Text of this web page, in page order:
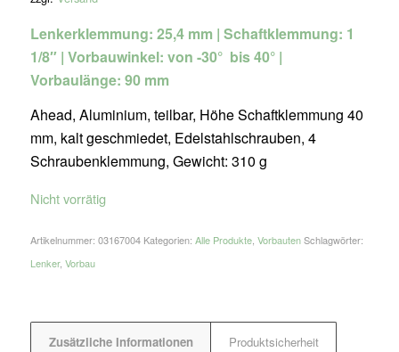
Lenkerklemmung: 25,4 mm | Schaftklemmung: 1
1/8″ | Vorbauwinkel: von -30° bis 40° |
Vorbaulänge: 90 mm
Ahead, Aluminium, teilbar, Höhe Schaftklemmung 40
mm, kalt geschmiedet, Edelstahlschrauben, 4
Schraubenklemmung, Gewicht: 310 g
Nicht vorrätig
Artikelnummer: 03167004 Kategorien: Alle Produkte, Vorbauten Schlagwörter:
Lenker, Vorbau
Zusätzliche Informationen Produktsicherheit